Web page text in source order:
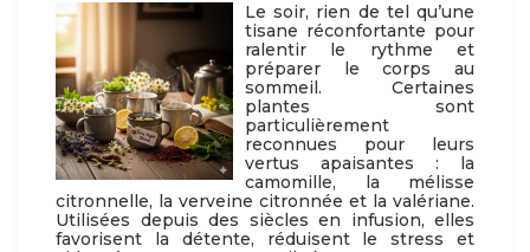
Le soir, rien de tel qu’une
tisane réconfortante pour
ralentir le rythme et
préparer le corps au
sommeil. Certaines
plantes sont
particulièrement
reconnues pour leurs
vertus apaisantes : la
camomille, la mélisse
citronnelle, la verveine citronnée et la valériane.
Utilisées depuis des siècles en infusion, elles
favorisent la détente, réduisent le stress et